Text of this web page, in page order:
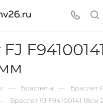
F94100141
— Браслеты — Браслет
Браслет FJ F94100141 18см